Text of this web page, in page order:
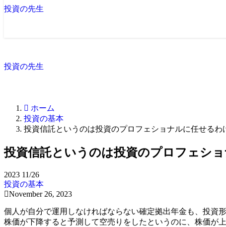
投資の先生
投資の先生
ホーム
投資の基本
投資信託というのは投資のプロフェショナルに任せるわ
投資信託というのは投資のプロフェシ
2023 11/26
投資の基本
November 26, 2023
個人が自分で運用しなければならない確定拠出年金も、投資
株価が下降すると予測して空売りをしたというのに、株価が